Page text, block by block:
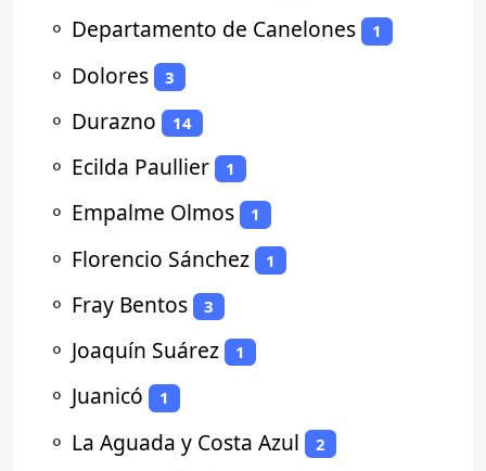
⚬ Departamento de Canelones 1
⚬ Dolores 3
⚬ Durazno 14
⚬ Ecilda Paullier 1
⚬ Empalme Olmos 1
⚬ Florencio Sánchez 1
⚬ Fray Bentos 3
⚬ Joaquín Suárez 1
⚬ Juanicó 1
⚬ La Aguada y Costa Azul 2